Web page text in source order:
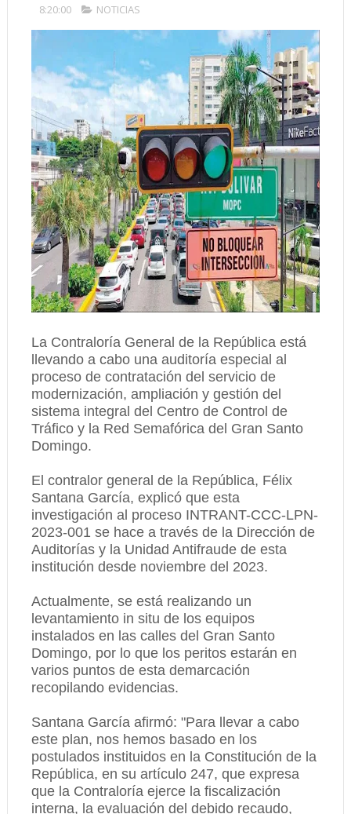
8:20:00 NOTICIAS
La Contraloría General de la República está
llevando a cabo una auditoría especial al
proceso de contratación del servicio de
modernización, ampliación y gestión del
sistema integral del Centro de Control de
Tráfico y la Red Semafórica del Gran Santo
Domingo.
El contralor general de la República, Félix
Santana García, explicó que esta
investigación al proceso INTRANT-CCC-LPN-
2023-001 se hace a través de la Dirección de
Auditorías y la Unidad Antifraude de esta
institución desde noviembre del 2023.
Actualmente, se está realizando un
levantamiento in situ de los equipos
instalados en las calles del Gran Santo
Domingo, por lo que los peritos estarán en
varios puntos de esta demarcación
recopilando evidencias.
Santana García afirmó: "Para llevar a cabo
este plan, nos hemos basado en los
postulados instituidos en la Constitución de la
República, en su artículo 247, que expresa
que la Contraloría ejerce la fiscalización
interna, la evaluación del debido recaudo,